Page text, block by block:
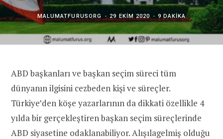
MALUMATFURUSORG 29 EKIM 2020 9 DAKIKA
ABD başkanları ve başkan seçim süreci tüm
dünyanın ilgisini cezbeden kişi ve süreçler.
Türkiye’den köşe yazarlarının da dikkati özellikle 4
yılda bir gerçekleştiren başkan seçim süreçlerinde
ABD siyasetine odaklanabiliyor. Alışılagelmiş olduğu